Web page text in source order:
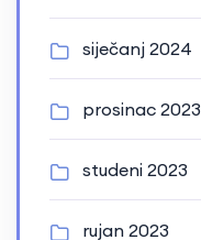
siječanj 2024
prosinac 2023
studeni 2023
rujan 2023